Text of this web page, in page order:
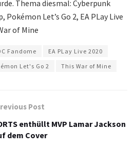
Thema diesmal: Cyberpunk
Pokémon Let’s Go 2, EA PLay Live
of Mine
Fandome
EA PLay Live 2020
Let's Go 2 This War of Mine
Post
enthüllt MVP Lamar Jackson
dem Cover